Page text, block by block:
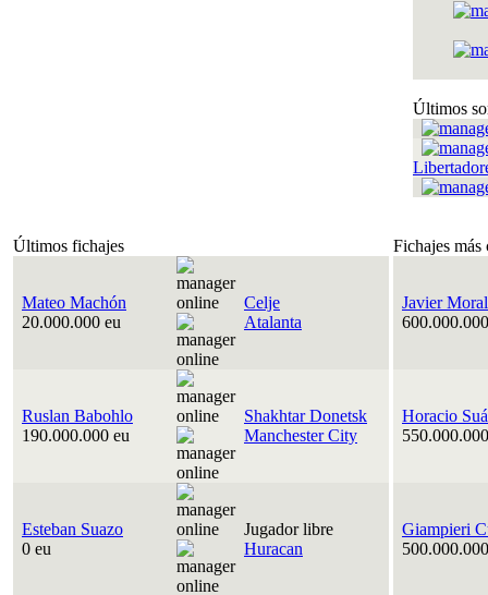
Últimos
Últimos fichajes Fichajes más
Mateo Machón
20.000.000 eu
Celje
Atalanta
Javier
Ruslan Babohlo
190.000.000 eu
Shakhtar Donetsk
Manchester City
Horacio
Esteban Suazo
0 eu
Jugador libre
Huracan
Giampieri